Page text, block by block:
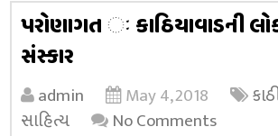
પરોણાગત ઃ કાઠિયાવાડની
સંસ્કાર
admin May 4, 2018
સાહિત્ય
No Comments